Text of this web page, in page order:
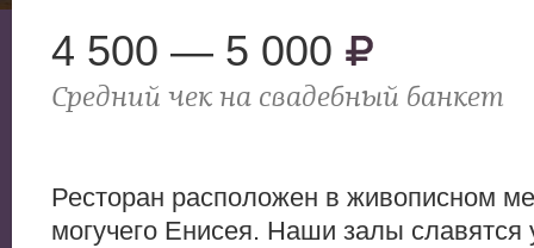
4 500 — 5 000
Средний чек на свадебный банкет
Ресторан расположен в живописном
могучего Енисея. Наши залы славятся